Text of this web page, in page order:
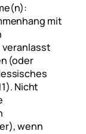
mit
(oder
Nicht
wenn